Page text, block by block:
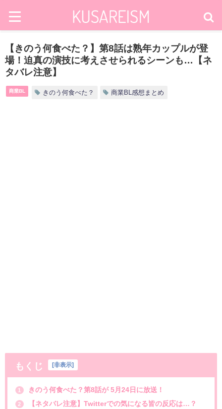
【きのう何食べた？】第8話は熟年カップルが登
場！迫真の演技に考えさせられるシーンも…【ネ
タバレ注意】
商業BL きのう何食べた？ 商業BL感想まとめ
もくじ 非表示
1 きのう何食べた？第8話が 5月24日に放送！
2 【ネタバレ注意】Twitterでの気になる皆の反応は…？